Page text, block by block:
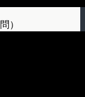
）